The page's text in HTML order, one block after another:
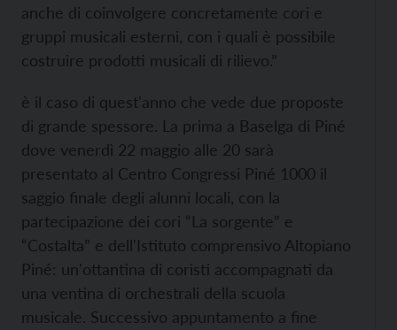
anche di coinvolgere concretamente cori e
gruppi musicali esterni, con i quali è possibile
costruire prodotti musicali di rilievo.”
è il caso di quest'anno che vede due proposte
di grande spessore. La prima a Baselga di Piné
dove venerdì 22 maggio alle 20 sarà
presentato al Centro Congressi Piné 1000 il
saggio finale degli alunni locali, con la
partecipazione dei cori “La sorgente” e
“Costalta” e dell'Istituto comprensivo Altopiano
Piné: un'ottantina di coristi accompagnati da
una ventina di orchestrali della scuola
musicale. Successivo appuntamento a fine